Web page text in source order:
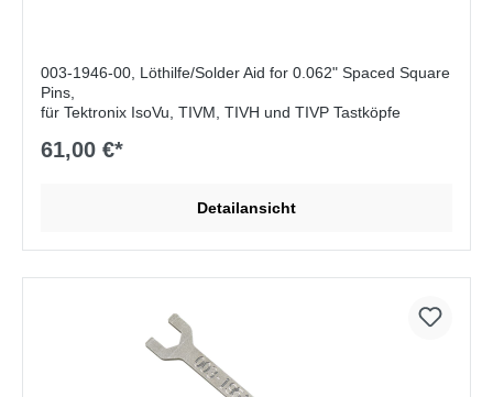
003-1946-00, Löthilfe/Solder Aid for 0.062" Spaced Square
Pins,
für Tektronix IsoVu, TIVM, TIVH und TIVP Tastköpfe
61,00 €*
Detailansicht